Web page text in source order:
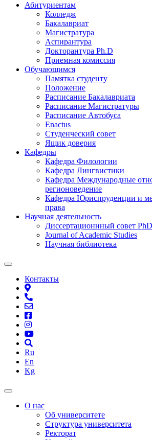
Абитуриентам
Колледж
Бакалавриат
Магистратура
Аспирантура
Докторантура Ph.D
Приемная комиссия
Обучающимся
Памятка студенту
Положение
Расписание Бакалавриата
Расписание Магистратуры
Расписание Автобуса
Enactus
Студенческий совет
Ящик доверия
Кафедры
Кафедра Филологии
Кафедра Лингвистики
Кафедра Международные
регионоведение
Кафедра Юриспруденции и
права
Научная деятельность
Диссертационнный совет
Journal of Academic Studies
Научная библиотека
Контакты
Ru
En
Kg
О нас
Об университете
Структура университета
Ректорат